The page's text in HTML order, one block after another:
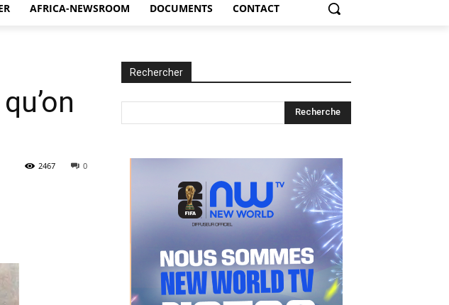
AFRICA-NEWSROOM DOCUMENTS CONTACT
0
2467
Rechercher